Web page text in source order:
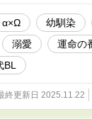
α×Ω 幼馴染
溺愛
運命の
BL
終更新日 2025.11.22